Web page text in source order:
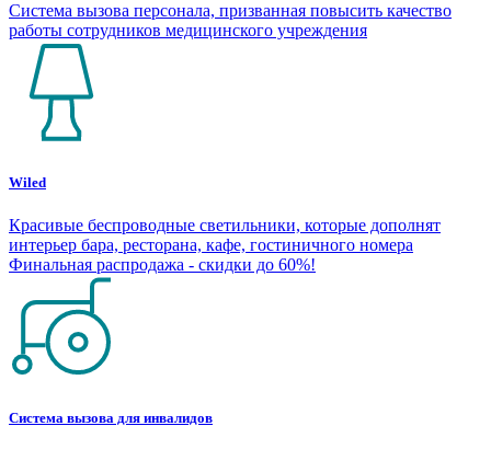
Система вызова персонала, призванная повысить качество
работы сотрудников медицинского учреждения
Wiled
Красивые беспроводные светильники, которые дополнят
интерьер бара, ресторана, кафе, гостиничного номера
Финальная распродажа - скидки до 60%!
Система вызова для инвалидов